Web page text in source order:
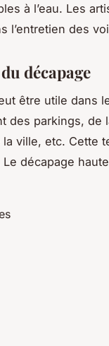
à l’eau. Les
l’entretien des
décapage
être utile dans
des parkings, de
ville, etc. Cette
décapage